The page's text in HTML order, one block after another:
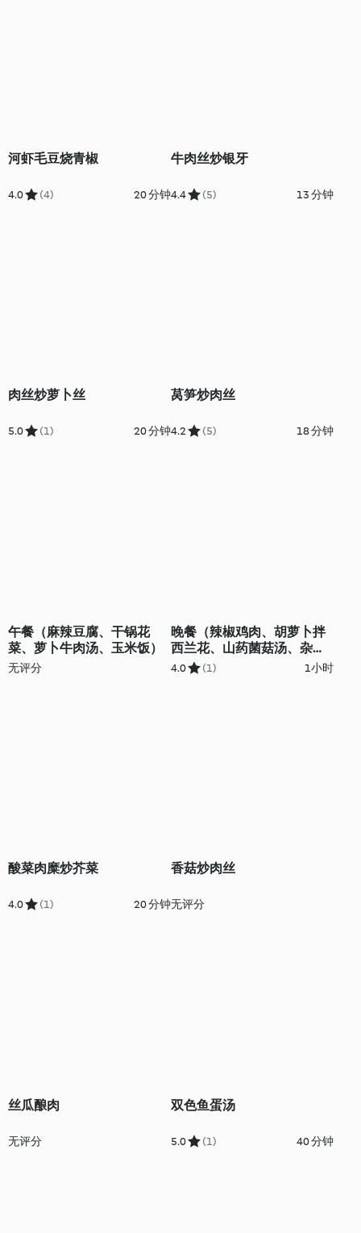
河虾毛豆烧青椒
4.0 (4) 20 分钟
牛肉丝炒银牙
4.4 (5) 13 分钟
肉丝炒萝卜丝
5.0 (1) 20 分钟
莴笋炒肉丝
4.2 (5) 18 分钟
午餐（麻辣豆腐、干锅花
菜、萝卜牛肉汤、玉米饭）
无评分
晚餐（辣椒鸡肉、胡萝卜拌
西兰花、山药菌菇汤、杂粮
米饭）
4.0 (1) 1小时
酸菜肉糜炒芥菜
4.0 (1) 20 分钟
香菇炒肉丝
无评分
丝瓜酿肉
无评分
双色鱼蛋汤
5.0 (1) 40 分钟